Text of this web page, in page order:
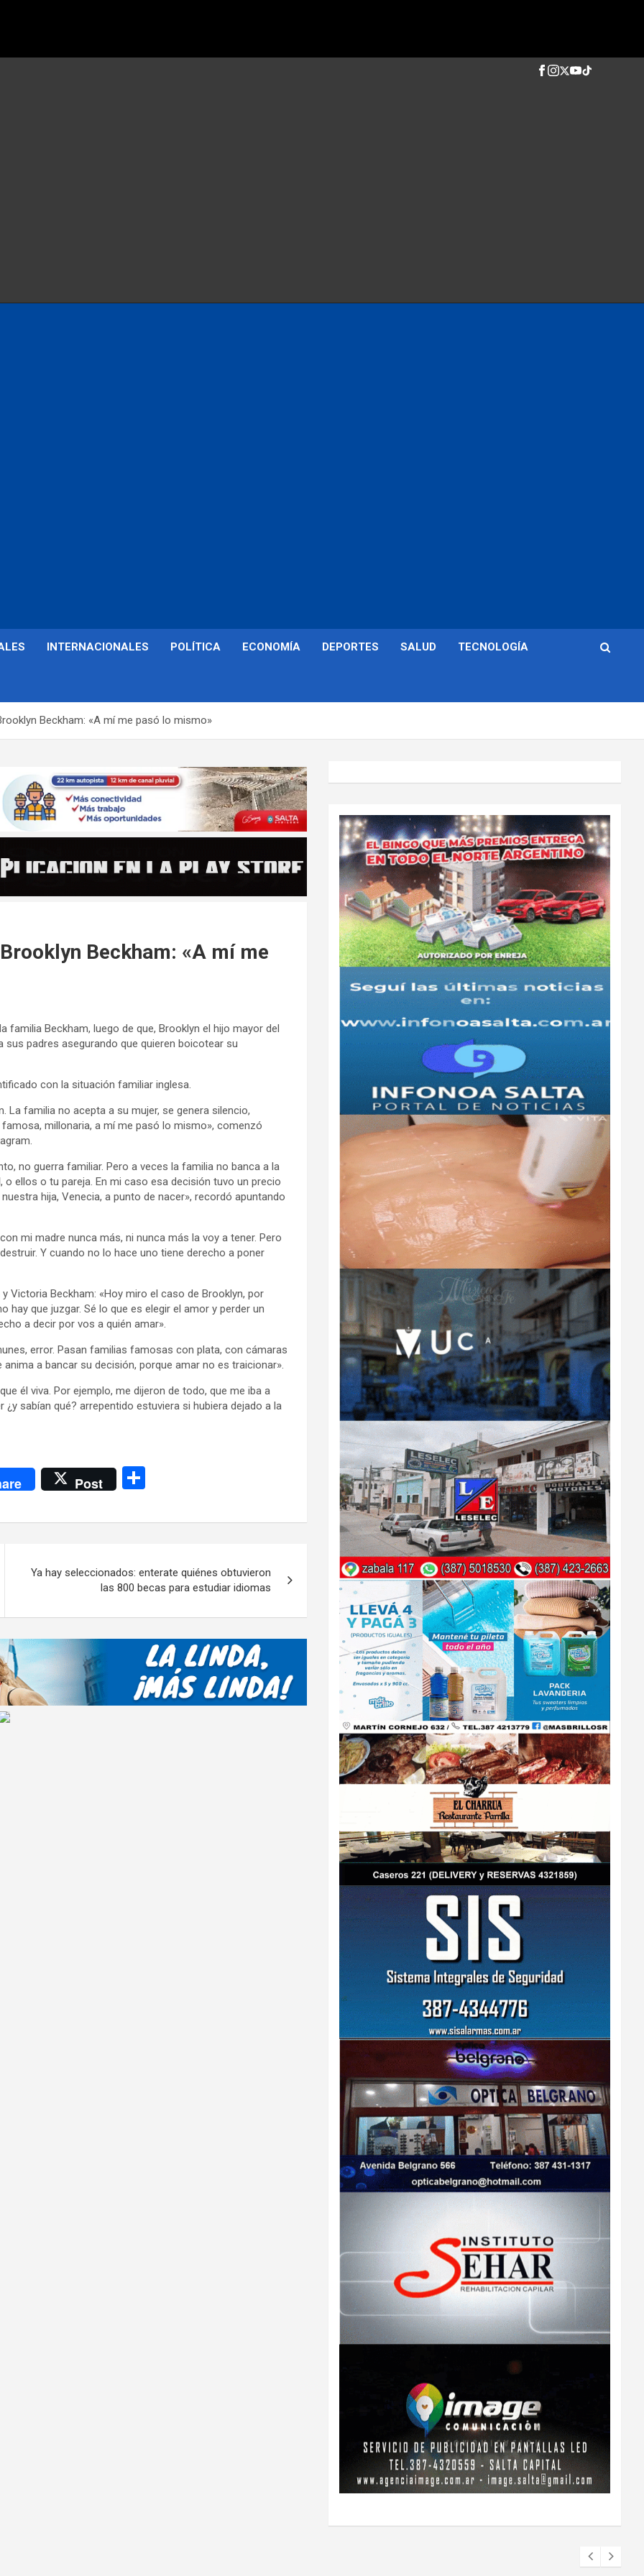
INTERNACIONALES POLÍTICA ECONOMÍA DEPORTES SALUD TECNOLOGÍA
Beckham: «A mí me pasó lo mismo»
Beckham: «A mí me
Beckham, luego de que, Brooklyn el hijo mayor del
padres asegurando que quieren boicotear su
con la situación familiar inglesa.
La familia no acepta a su mujer, se genera silencio,
millonaria, a mí me pasó lo mismo», comenzó
no guerra familiar. Pero a veces la familia no banca a la
ellos o tu pareja. En mi caso esa decisión tuvo un precio
hija, Venecia, a punto de nacer», recordó apuntando
mi madre nunca más, ni nunca más la voy a tener. Pero
Y cuando no lo hace uno tiene derecho a poner
Victoria Beckham: «Hoy miro el caso de Brooklyn, por
hay que juzgar. Sé lo que es elegir el amor y perder un
a decir por vos a quién amar».
error. Pasan familias famosas con plata, con cámaras
a bancar su decisión, porque amar no es traicionar».
él viva. Por ejemplo, me dijeron de todo, que me iba a
sabían qué? arrepentido estuviera si hubiera dejado a la
Post
m
ar
tir
Ya hay seleccionados: enterate quiénes obtuvieron
las 800 becas para estudiar idiomas